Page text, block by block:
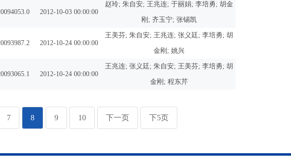
2012-10-03 00:00:00
赵玲; 朱自安; 王兆连; 于丽娟; 李培勇; 胡金
刚; 齐玉宁; 张锡凯
2012-10-24 00:00:00
王美芬; 朱自安; 王兆连; 张义廷; 李培勇; 胡
金刚; 姚兴
2012-10-24 00:00:00
王兆连; 张义廷; 朱自安; 王美芬; 李培勇; 胡
金刚; 程东芹
7 8 9 10 下一页 下5页